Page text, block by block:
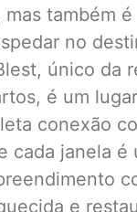
também é
no
único da
é um
conexão
cada janela é
e